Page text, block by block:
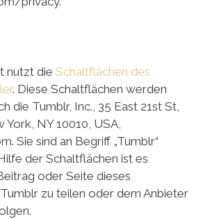
nutzt die Schaltflächen des
. Diese Schaltflächen werden
die Tumblr, Inc., 35 East 21st St,
NY 10010, USA,
. Sie sind an Begriff „Tumblr“
der Schaltflächen ist es
oder Seite dieses
zu teilen oder dem Anbieter